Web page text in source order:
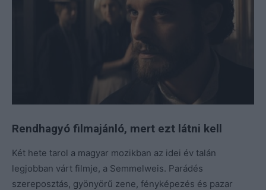
Rendhagyó filmajánló, mert ezt látni kell
Két hete tarol a magyar mozikban az idei év talán
legjobban várt filmje, a Semmelweis. Parádés
szereposztás, gyönyörű zene, fényképezés és pazar